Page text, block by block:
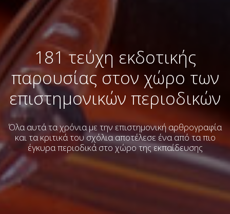
181 τεύχη εκδοτικής
παρουσίας στον χώρο των
επιστημονικών περιοδικών
Όλα αυτά τα χρόνια με την επιστημονική αρθρογραφία
και τα κριτικά του σχόλιααποτέλεσε ένα από τα πιο
έγκυρα περιοδικά στο χώρο της εκπαίδευσης